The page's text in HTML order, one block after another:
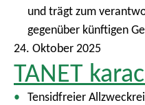
und trägt zum
gegenüber künftigen
24. Oktober 2025
TANET
Tensidfreier